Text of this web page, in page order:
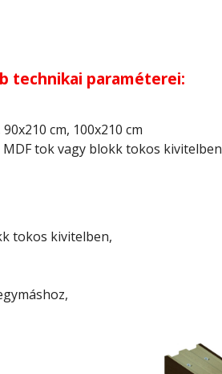
technikai paraméterei:
cm, 100x210 cm
tok vagy blokk tokos kivitelben
tokos kivitelben,